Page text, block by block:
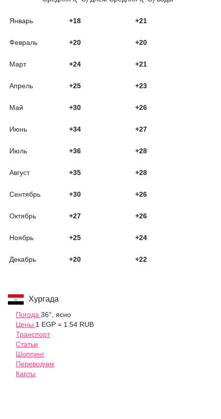
Январь +18 +21
Февраль +20 +20
Март +24 +21
Апрель +25 +23
Май +30 +26
Июнь +34 +27
Июль +36 +28
Август +35 +28
Сентябрь +30 +26
Октябрь +27 +26
Ноябрь +25 +24
Декабрь +20 +22
Хургада
Погода 36°, ясно
Цены 1 EGP = 1.54 RUB
Транспорт
Статьи
Шоппинг
Переводчик
Карты